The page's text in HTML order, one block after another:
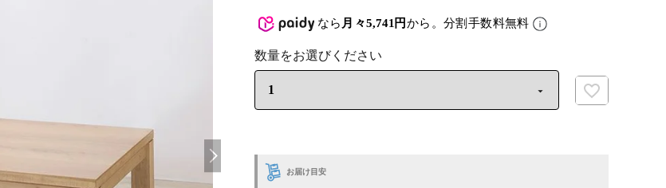
なら 月々5,741円から。分割手数料無料
お届け目安